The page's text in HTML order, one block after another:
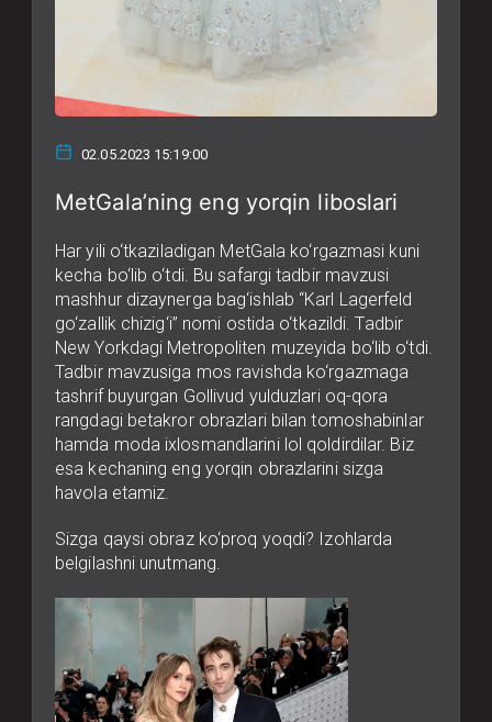
02.05.2023 15:19:00
MetGala’ning eng yorqin liboslari
Har yili o‘tkaziladigan MetGala ko‘rgazmasi kuni
kecha bo‘lib o‘tdi. Bu safargi tadbir mavzusi
mashhur dizaynerga bag‘ishlab “Karl Lagerfeld
go‘zallik chizig‘i” nomi ostida o‘tkazildi. Tadbir
New Yorkdagi Metropoliten muzeyida bo‘lib o‘tdi.
Tadbir mavzusiga mos ravishda ko‘rgazmaga
tashrif buyurgan Gollivud yulduzlari oq-qora
rangdagi betakror obrazlari bilan tomoshabinlar
hamda moda ixlosmandlarini lol qoldirdilar. Biz
esa kechaning eng yorqin obrazlarini sizga
havola etamiz.
Sizga qaysi obraz ko‘proq yoqdi? Izohlarda
belgilashni unutmang.